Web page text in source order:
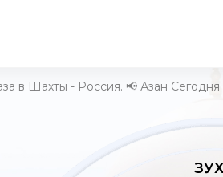
в Шахты - Россия. 📢 Азан Сегодня